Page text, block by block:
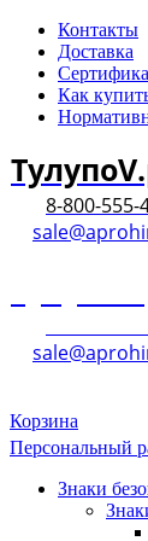
Контакты
Доставка
Как
8-800-555-
Корзина
Персональный
Знаки